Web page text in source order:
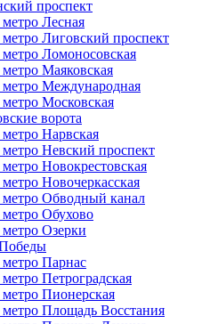
проспект
Лесная
Лиговский проспект
Ломоносовская
Маяковская
Международная
Московская
ворота
Нарвская
Невский проспект
Новокрестовская
Новочеркасская
Обводный канал
Обухово
Озерки
Парнас
Петроградская
Пионерская
Площадь Восстания